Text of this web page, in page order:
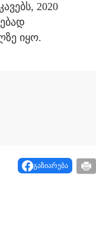
2020
იყო.
გაზიარება